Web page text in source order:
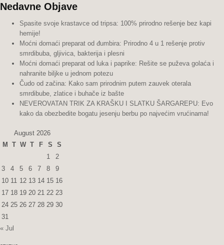
Nedavne Objave
Spasite svoje krastavce od tripsa: 100% prirodno rešenje bez kapi
hemije!
Moćni domaći preparat od đumbira: Prirodno 4 u 1 rešenje protiv
smrdibuba, gljivica, bakterija i plesni
Moćni domaći preparat od luka i paprike: Rešite se puževa golaća i
nahranite biljke u jednom potezu
Čudo od začina: Kako sam prirodnim putem zauvek oterala
smrdibube, zlatice i buhače iz bašte
NEVEROVATAN TRIK ZA KRAŠKU I SLATKU ŠARGAREPU: Evo
kako da obezbedite bogatu jesenju berbu po najvećim vrućinama!
August 2026
M
T W T F S
S
1
2
3
4 5 6 7 8
9
10 11 12 13 14 15 16
17 18 19 20 21 22 23
24 25 26 27 28 29 30
31
« Jul